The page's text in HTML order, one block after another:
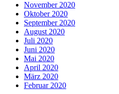
November 2020
Oktober 2020
September 2020
August 2020
Juli 2020
Juni 2020
Mai 2020
April 2020
März 2020
Februar 2020